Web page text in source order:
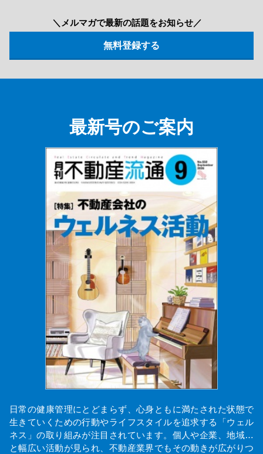
＼メルマガで最新の話題をお知らせ／
最新号のご案内
日常の健康管理にとどまらず、心身ともに満たされた状態で
生きていくための行動やライフスタイルを追求する「ウェル
ネス」の取り組みが注目されています。個人や企業、地域…
と幅広い活動が見られ、不動産業界でもその動きが広がりつ